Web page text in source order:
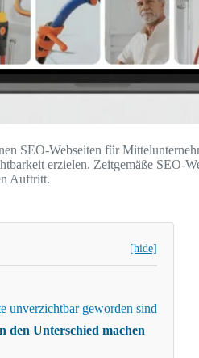
SEO-Webseiten für
erzielen. Zeitgemäße SEO-
Auftritt.
[hide]
unverzichtbar geworden sind
den Unterschied machen